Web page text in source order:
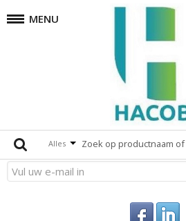
MENU
Alles
Er zijn geen producten die
Altijd op de